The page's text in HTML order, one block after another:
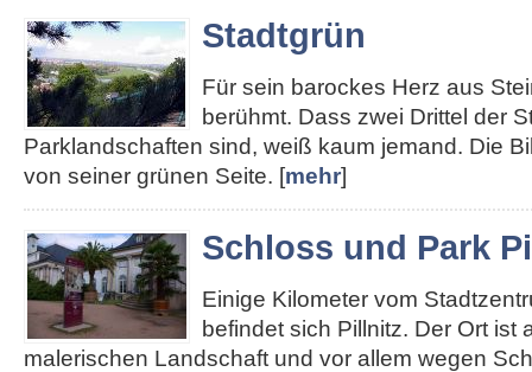
Stadtgrün
Für sein barockes Herz aus
berühmt. Dass zwei Drittel der
Parklandschaften sind, weiß kaum jemand. Die
von seiner grünen Seite. [mehr]
Schloss und Park
Einige Kilometer vom
befindet sich Pillnitz. Der Ort ist
malerischen Landschaft und vor allem wegen